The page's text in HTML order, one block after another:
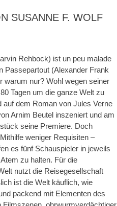
SUSANNE F. WOLF
Rehbock) ist un peu malade
Passepartout (Alexander Frank
warum nur? Wohl wegen seiner
Tagen um die ganze Welt zu
dem Roman von Jules Verne
Arnim Beutel inszeniert und am
seine Premiere. Doch
weniger Requisiten –
es fünf Schauspieler in jeweils
zu halten. Für die
nutzt die Reisegesellschaft
ist die Welt käuflich, wie
packend mit Elementen des